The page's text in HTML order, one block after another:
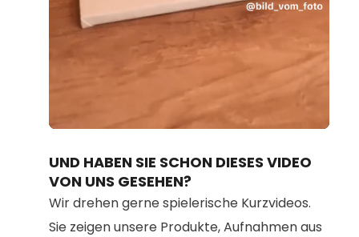
100.00%
UND HABEN SIE SCHON DIESES VIDEO
VON UNS GESEHEN?
Wir drehen gerne spielerische Kurzvideos.
Sie zeigen unsere Produkte, Aufnahmen aus